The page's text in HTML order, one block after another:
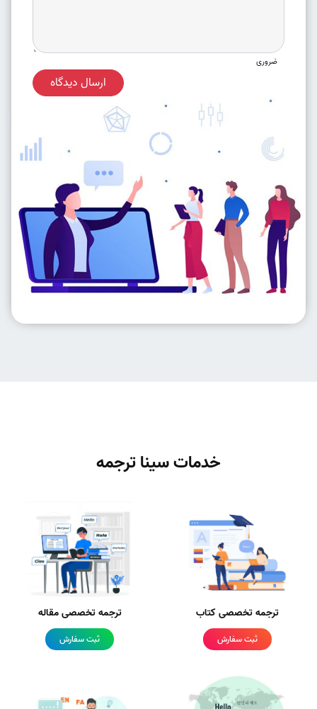
ضروری
ارسال دیدگاه
خدمات سینا ترجمه
ترجمه تخصصی کتاب
ثبت سفارش
ترجمه تخصصی مقاله
ثبت سفارش